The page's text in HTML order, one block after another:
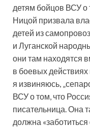
детям бойцов ВСУ о
Ницой призвала
детей из
и Луганской
они там находятся
в боевых действиях
я извиняюсь,
ВСУ о том, что
писательница. Она
должна